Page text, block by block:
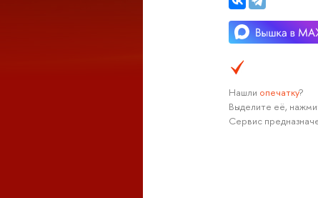
Нашли опечатку?
Выделите её,
Сервис